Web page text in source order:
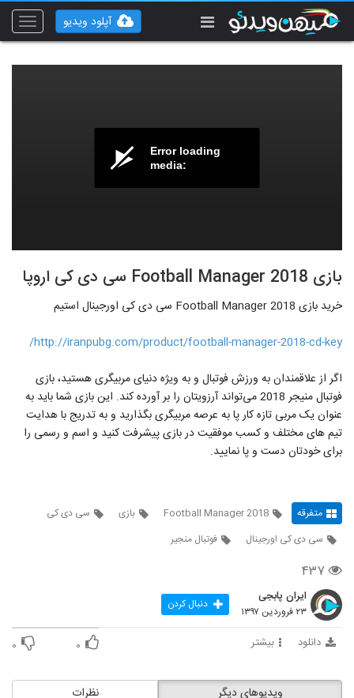
Toggle
آپلود ویدیو
Error loading
media:
بازی Football Manager 2018 سی دی کی اروپا
خرید بازی Football Manager 2018 سی دی کی اورجینال استیم
http://iranpubg.com/product/football-manager-2018-cd-key/
اگر از علاقمندان به ورزش فوتبال و به ویژه دنیای مربیگری هستید، بازی
فوتبال منیجر 2018 می‌تواند آرزویتان را بر آورده کند. این بازی شما باید به
عنوان یک مربی تازه کار پا به عرصه مربیگری بگذارید و به تدریج با هدایت
تیم های مختلف و کسب موفقیت در بازی پیشرفت کنید و اسم و رسمی را
برای خودتان دست و پا نمایید.
متفرقه Football Manager 2018 بازی
سی دی کی
سی دی کی اورجینال
فوتبال منجیر
۴۳۷
ایران پابجی
۲۳ فروردین ۱۳۹۷ دنبال کردن
دانلود بیشتر ۰ ۰
نظرات ویدیوهای دیگر